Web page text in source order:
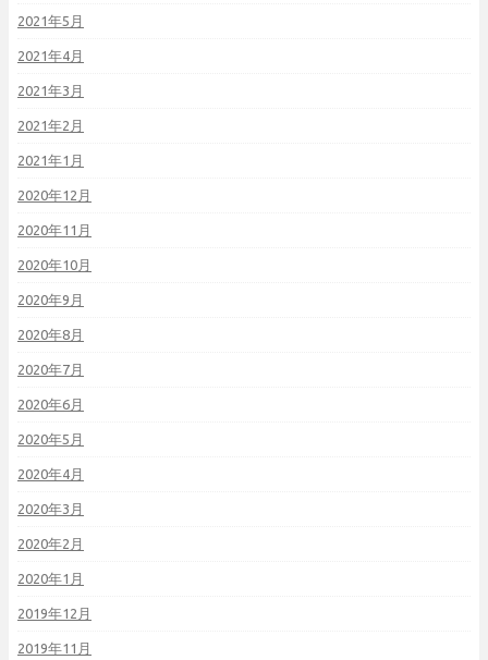
2021年5月
2021年4月
2021年3月
2021年2月
2021年1月
2020年12月
2020年11月
2020年10月
2020年9月
2020年8月
2020年7月
2020年6月
2020年5月
2020年4月
2020年3月
2020年2月
2020年1月
2019年12月
2019年11月